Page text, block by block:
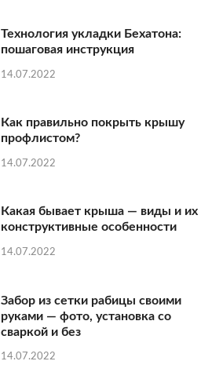
Технология укладки Бехатона:
пошаговая инструкция
14.07.2022
Как правильно покрыть крышу
профлистом?
14.07.2022
Какая бывает крыша — виды и их
конструктивные особенности
14.07.2022
Забор из сетки рабицы своими
руками — фото, установка со
сваркой и без
14.07.2022